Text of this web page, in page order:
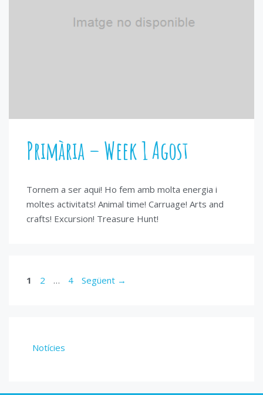
Primària – Week 1 Agost
Tornem a ser aqui! Ho fem amb molta energia i
moltes activitats! Animal time! Carruage! Arts and
crafts! Excursion! Treasure Hunt!
Pàgina
1 Pàgina
2 … Pàgina
4 Següent →
Notícies